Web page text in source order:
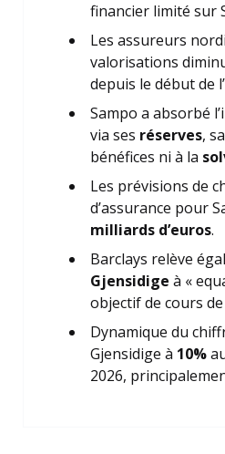
financier limité sur
Les assureurs
valorisations
depuis le début de
Sampo a absorbé
via ses réserves,
bénéfices ni à la
Les prévisions de
d’assurance pour
milliards d’euros.
Barclays relève
Gjensidige à «
objectif de cours de
Dynamique du
Gjensidige à 10%
2026,